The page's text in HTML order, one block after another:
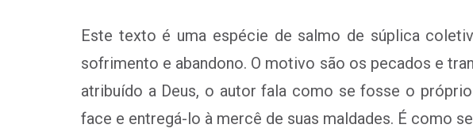
Este texto é uma espécie de salmo de súplica
sofrimento e abandono. O motivo são os pecados e
atribuído a Deus, o autor fala como se fosse o
face e entregá-lo à mercê de suas maldades. É como